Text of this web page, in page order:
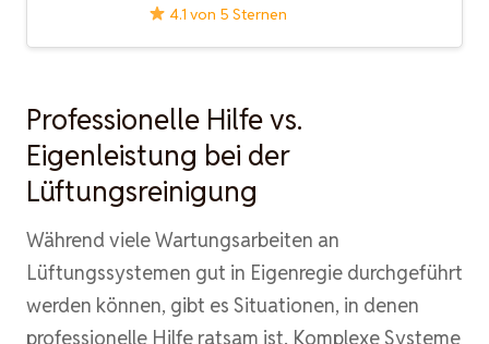
4.1 von 5 Sternen
Professionelle Hilfe vs.
Eigenleistung bei der
Lüftungsreinigung
Während viele Wartungsarbeiten an
Lüftungssystemen gut in Eigenregie durchgeführt
werden können, gibt es Situationen, in denen
professionelle Hilfe ratsam ist. Komplexe Systeme